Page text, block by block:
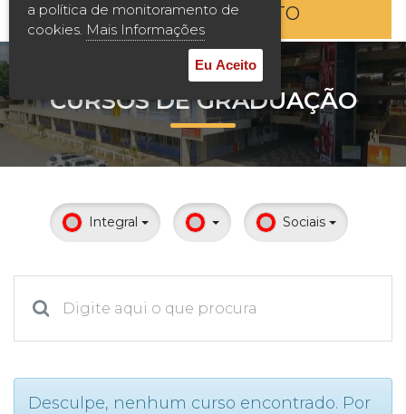
2ª Graduação
Transferência
Reingresso
Prouni
Desconto de pontualidade
Calendário acadêmico
Internacionalização
ENTRE EM CONTATO
CURSOS DE GRADUAÇÃO
Integral Sociais
Desculpe, nenhum curso encontrado. Por
a política de monitoramento de
cookies. Mais Informações
Eu Aceito